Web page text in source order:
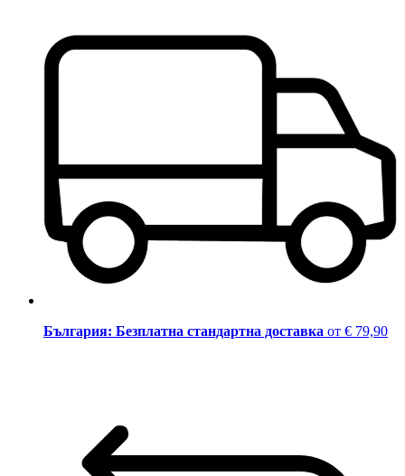
България: Безплатна стандартна доставка от € 79,90